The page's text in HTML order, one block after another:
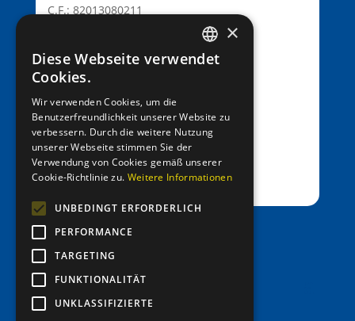
C.F.: 82013080211
Fil.: Rennweg 42, 39012 Meran/o
IBAN: IT39C0811258591000303200680
SWIFT-BIC: RZSBIT21101
office@entenrennen.it
GERMAN
×
Diese Webseite verwendet
Cookies.
Wir verwenden Cookies, um die
Benutzerfreundlichkeit unserer Website zu
verbessern. Durch die weitere Nutzung
unserer Webseite stimmen Sie der
Verwendung von Cookies gemäß unserer
Cookie-Richtlinie zu. Weitere Informationen
UNBEDINGT ERFORDERLICH
PERFORMANCE
TARGETING
FUNKTIONALITÄT
UNKLASSIFIZIERTE